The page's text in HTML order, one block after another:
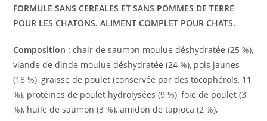
FORMULE SANS CEREALES ET SANS POMMES DE TERRE
POUR LES CHATONS. ALIMENT COMPLET POUR CHATS.
Composition :chair de saumon moulue déshydratée (25 %),
viande de dinde moulue déshydratée (24 %), pois jaunes
(18 %), graisse de poulet (conservée par des tocophérols, 11
%), protéines de poulet hydrolysées (9 %), foie de poulet (3
%), huile de saumon (3 %), amidon de tapioca (2 %),